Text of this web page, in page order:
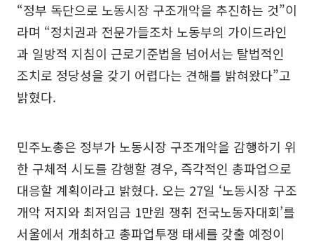
“정부 독단으로 노동시장 구조개악을 추진하는 것”이
라며 “정치권과 전문가들조차 노동부의 가이드라인
과 일방적 지침이 근로기준법을 넘어서는 탈법적인
조치로 정당성을 갖기 어렵다는 견해를 밝혀왔다”고
밝혔다.
민주노총은 정부가 노동시장 구조개악을 감행하기 위
한 구체적 시도를 감행할 경우, 즉각적인 총파업으로
대응할 계획이라고 밝혔다. 오는 27일 ‘노동시장 구조
개악 저지와 최저임금 1만원 쟁취 전국노동자대회’를
서울에서 개최하고 총파업투쟁 태세를 갖출 예정이